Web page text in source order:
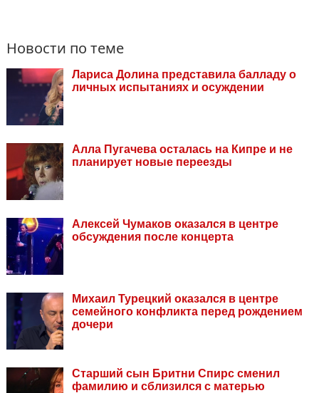
Новости по теме
Лариса Долина представила балладу о
личных испытаниях и осуждении
Алла Пугачева осталась на Кипре и не
планирует новые переезды
Алексей Чумаков оказался в центре
обсуждения после концерта
Михаил Турецкий оказался в центре
семейного конфликта перед рождением
дочери
Старший сын Бритни Спирс сменил
фамилию и сблизился с матерью